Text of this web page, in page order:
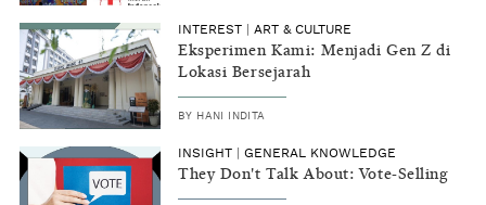
INTEREST ART & CULTURE
Eksperimen Kami: Menjadi Gen Z di
Lokasi Bersejarah
BY HANI INDITA
INSIGHT GENERAL KNOWLEDGE
They Don't Talk About: Vote-Selling